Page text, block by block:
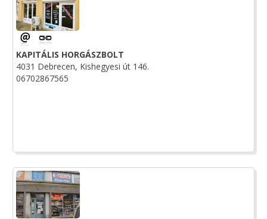
KAPITÁLIS HORGÁSZBOLT
4031 Debrecen, Kishegyesi út 146.
06702867565